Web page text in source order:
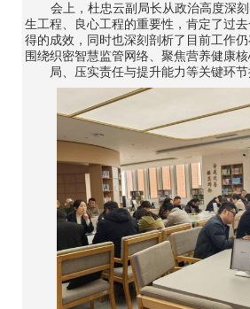
会上，杜忠云副局长从政治高度深
生工程、良心工程的重要性，肯定了过
得的成效，同时也深刻剖析了目前工作
围绕织密智慧监管网络、聚焦营养健康
局、压实责任与提升能力等关键环节